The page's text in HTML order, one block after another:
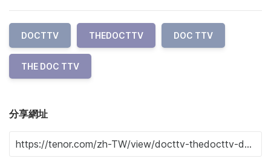
DOCTTV THEDOCTTV DOC TTV
THE DOC TTV
分享網址